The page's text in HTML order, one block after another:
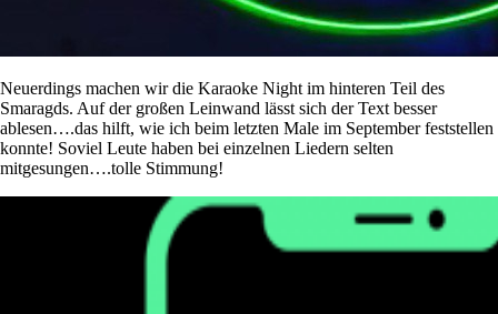
Neuerdings machen wir die Karaoke Night im hinteren Teil des
Smaragds. Auf der großen Leinwand lässt sich der Text besser
ablesen….das hilft, wie ich beim letzten Male im September feststellen
konnte! Soviel Leute haben bei einzelnen Liedern selten
mitgesungen….tolle Stimmung!